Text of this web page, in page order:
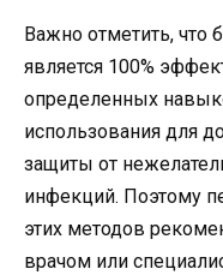
Важно отметить, что
является 100%
определенных
использования для
защиты от
инфекций. Поэтому
этих методов
врачом или